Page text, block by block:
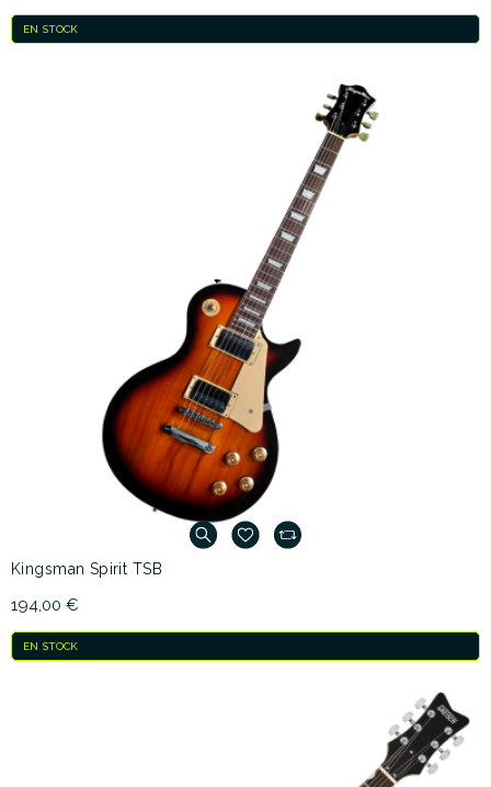
EN STOCK
Kingsman Spirit TSB
194,00 €
EN STOCK